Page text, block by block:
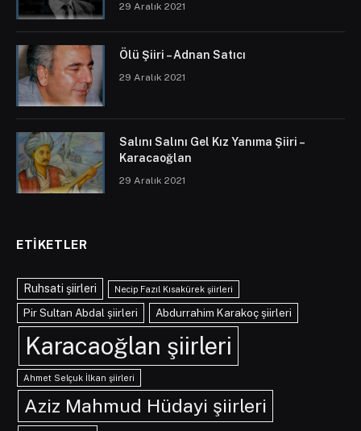
29 Aralık 2021
Ölü Şiiri – Adnan Satıcı
29 Aralık 2021
Salını Salını Gel Kız Yanıma Şiiri –
Karacaoğlan
29 Aralık 2021
ETIKETLER
Ruhsati şiirleri Necip Fazıl Kısakürek şiirleri
Pir Sultan Abdal şiirleri Abdurrahim Karakoç şiirleri
Karacaoğlan şiirleri
Ahmet Selçuk İlkan şiirleri
Aziz Mahmud Hüdayi şiirleri